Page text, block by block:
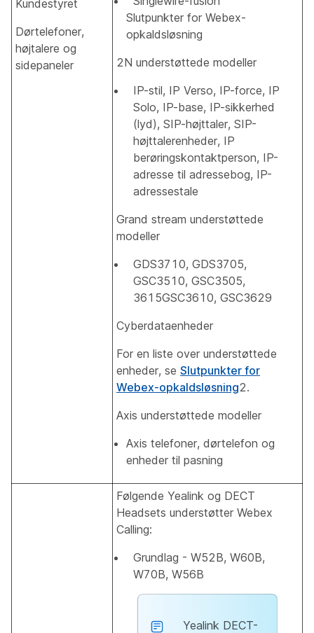
Kundestyret
Dørtelefoner,
højtalere og
sidepaneler
Slutpunkter for Webex-
opkaldsløsning
2N understøttede modeller
IP-stil, IP Verso, IP-force, IP
Solo, IP-base, IP-sikkerhed
(lyd), SIP-højttaler, SIP-
højttalerenheder, IP
berøringskontaktperson, IP-
adresse til adressebog, IP-
adressestale
Grand stream understøttede
modeller
GDS3710, GDS3705,
GSC3510, GSC3505,
3615GSC3610, GSC3629
Cyberdataenheder
For en liste over understøttede
enheder, se Slutpunkter for
Webex-opkaldsløsning2.
Axis understøttede modeller
Axis telefoner, dørtelefon og
enheder til pasning
Følgende Yealink og DECT
Headsets understøtter Webex
Calling:
Grundlag - W52B, W60B,
W70B, W56B
Yealink DECT-